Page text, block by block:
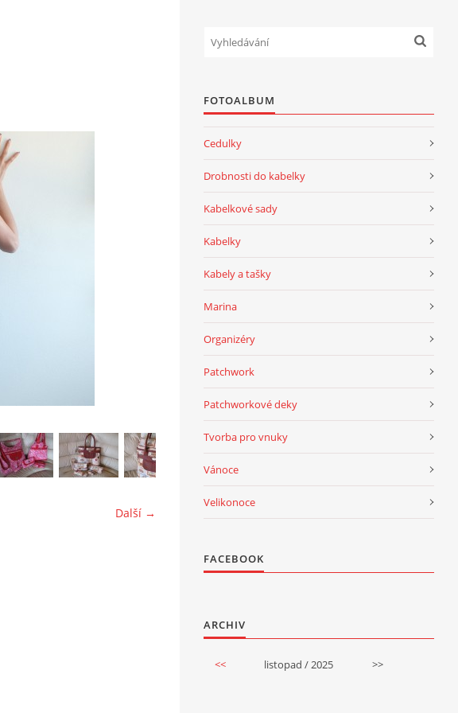
Další →
FOTOALBUM
Cedulky
Drobnosti do kabelky
Kabelkové sady
Kabelky
Kabely a tašky
Marina
Organizéry
Patchwork
Patchworkové deky
Tvorba pro vnuky
Vánoce
Velikonoce
FACEBOOK
ARCHIV
<< listopad / 2025 >>